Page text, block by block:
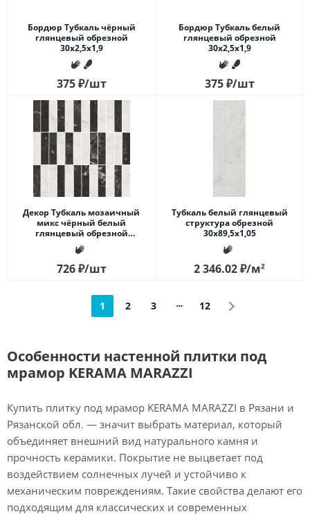
Бордюр Тубкаль чёрный
глянцевый обрезной
30x2,5x1,9
375₽/шт
Бордюр Тубкаль белый
глянцевый обрезной
30x2,5x1,9
375₽/шт
Декор Тубкаль мозаичный
микс чёрный белый
глянцевый обрезной
30x30x0,9
726₽/шт
Тубкаль белый глянцевый
структура обрезной
30x89,5x1,05
2 346.02₽/м2
1 2 3 12
Особенности настенной плитки под
мрамор KERAMA MARAZZI
Купить плитку под мрамор KERAMA MARAZZI в Рязани и
Рязанской обл. — значит выбрать материал, который
объединяет внешний вид натурального камня и
прочность керамики. Покрытие не выцветает под
воздействием солнечных лучей и устойчиво к
механическим повреждениям. Такие свойства делают его
подходящим для классических и современных